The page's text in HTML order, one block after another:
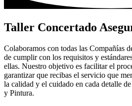
Taller Concertado
Colaboramos con todas las Compañías
de cumplir con los requisitos y
ellas. Nuestro objetivo es facilitar el
garantizar que recibas el servicio que
la calidad y el cuidado en cada detalle
y Pintura.